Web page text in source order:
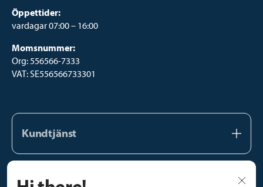
Öppettider:
vardagar 07:00 – 16:00
Momsnummer:
Org: 556566-7333
VAT: SE556566733301
Kundtjänst
Kundtjänst
Vårt team
Följ oss